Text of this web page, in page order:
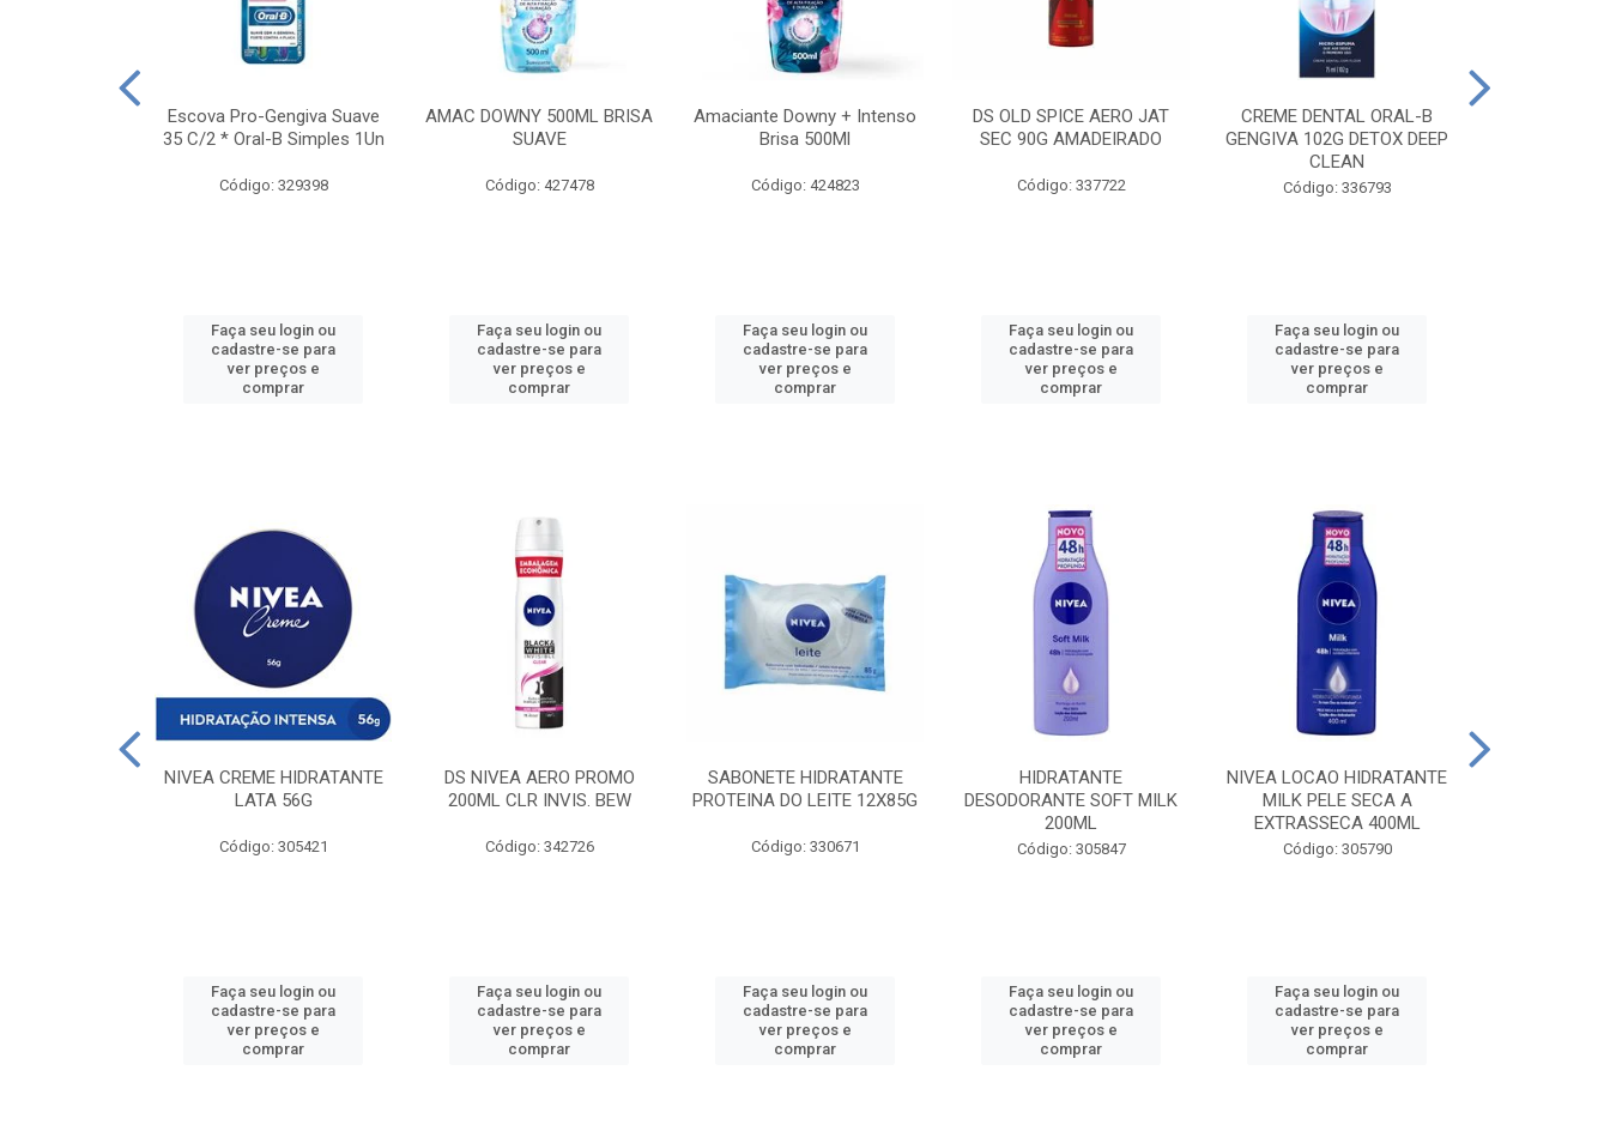
Escova Pro-Gengiva Suave
35 C/2 * Oral-B Simples 1Un
Código: 329398
Faça seu login ou
cadastre-se para
ver preços e
comprar
AMAC DOWNY 500ML BRISA
SUAVE
Código: 427478
Faça seu login ou
cadastre-se para
ver preços e
comprar
Amaciante Downy + Intenso
Brisa 500Ml
Código: 424823
Faça seu login ou
cadastre-se para
ver preços e
comprar
DS OLD SPICE AERO JAT
SEC 90G AMADEIRADO
Código: 337722
Faça seu login ou
cadastre-se para
ver preços e
comprar
CREME DENTAL ORAL-B
GENGIVA 102G DETOX DEEP
CLEAN
Código: 336793
Faça seu login ou
cadastre-se para
ver preços e
comprar
NIVEA CREME HIDRATANTE
LATA 56G
Código: 305421
Faça seu login ou
cadastre-se para
ver preços e
comprar
DS NIVEA AERO PROMO
200ML CLR INVIS. BEW
Código: 342726
Faça seu login ou
cadastre-se para
ver preços e
comprar
SABONETE HIDRATANTE
PROTEINA DO LEITE 12X85G
Código: 330671
Faça seu login ou
cadastre-se para
ver preços e
comprar
HIDRATANTE
DESODORANTE SOFT MILK
200ML
Código: 305847
Faça seu login ou
cadastre-se para
ver preços e
comprar
NIVEA LOCAO HIDRATANTE
MILK PELE SECA A
EXTRASSECA 400ML
Código: 305790
Faça seu login ou
cadastre-se para
ver preços e
comprar